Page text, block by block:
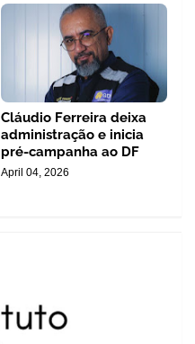
Cláudio Ferreira deixa
administração e inicia
pré-campanha ao DF
April 04, 2026